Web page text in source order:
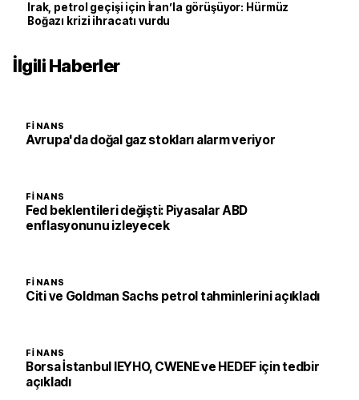
Irak, petrol geçişi için İran’la görüşüyor: Hürmüz
Boğazı krizi ihracatı vurdu
İlgili Haberler
FINANS
Avrupa'da doğal gaz stokları alarm veriyor
FINANS
Fed beklentileri değişti: Piyasalar ABD
enflasyonunu izleyecek
FINANS
Citi ve Goldman Sachs petrol tahminlerini açıkladı
FINANS
Borsa İstanbul IEYHO, CWENE ve HEDEF için tedbir
açıkladı